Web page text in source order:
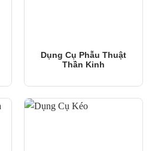
Dụng Cụ Phẫu Thuật
Thần Kinh